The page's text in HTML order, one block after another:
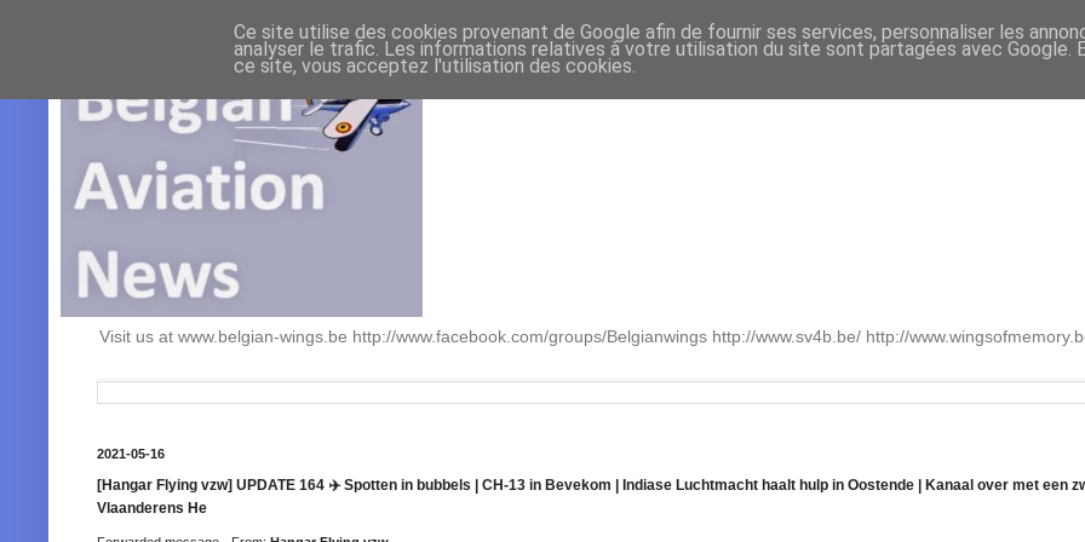
Visit us at www.belgian-wings.be http://www.facebook.com/groups/Belgianwings http://www.sv4b.be/ http://
2021-05-16
[Hangar Flying vzw] UPDATE 164 ✈️ Spotten in bubbels | CH-13 in Bevekom | Indiase Luchtmacht haalt hulp in Oostende | Kanaal over met een
Vlaanderens He
Ce site utilise des cookies provenant de Google afin de fournir ses services, personnaliser les
analyser le trafic. Les informations relatives à votre utilisation du site sont partagées avec Google.
ce site, vous acceptez l'utilisation des cookies.